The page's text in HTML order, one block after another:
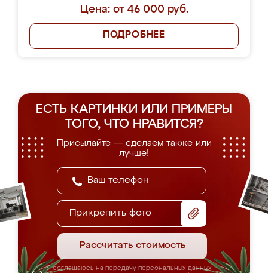
Цена: от 46 000 руб.
ПОДРОБНЕЕ
ЕСТЬ КАРТИНКИ ИЛИ ПРИМЕРЫ
ТОГО, ЧТО НРАВИТСЯ?
Присылайте — сделаем также или
лучше!
Прикрепить фото
Рассчитать стоимость
Я соглашаюсь на передачу персональных данных